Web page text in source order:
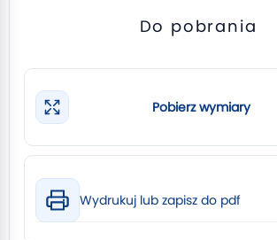
Do pobrania
Pobierz wymiary
Wydrukuj lub zapisz do pdf